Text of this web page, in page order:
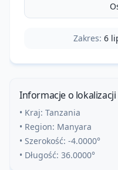
Zakres: 6
Informacje o lokalizacji
• Kraj: Tanzania
• Region: Manyara
• Szerokość: -4.0000°
• Długość: 36.0000°